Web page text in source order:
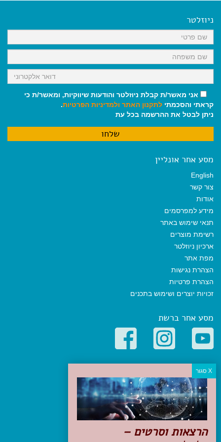
k
p
m
ניוזלטר
אני מאשר/ת קבלת ניוזלטר והודעות שיווקיות, ומאשר/ת כי
קראתי והסכמתי לתקנון האתר ולמדיניות הפרטיות.
ניתן לבטל את ההרשמה בכל עת
מסע אחר אונליין
English
צור קשר
אודות
מידע למפרסמים
תנאי שימוש באתר
רשימת מוצרים
ארכיון ניוזלטר
מפת אתר
הצהרת נגישות
הצהרת פרטיות
זכויות יוצרים ושימוש בתכנים
מסע אחר ברשת
קטגוריות פופולריות
יעדים
טיולים בישראל
מלונות בוטיק בישראל
טיפים והמלצות
הכנות לנסיעה
הרצאות וסרטים –